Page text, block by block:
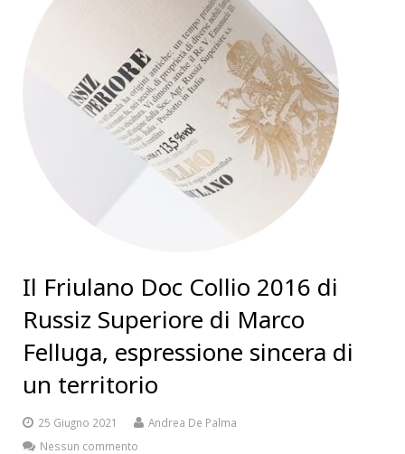
cosa CUCINARE
Punti di vista e approfondimenti
Il Friulano Doc Collio 2016 di
Russiz Superiore di Marco
Felluga, espressione sincera di
un territorio
25 Giugno 2021
Andrea De Palma
Nessun commento